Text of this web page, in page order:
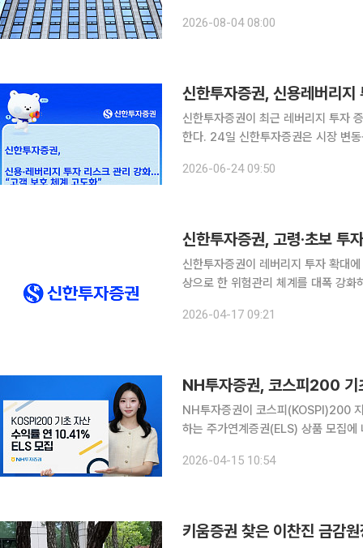
IBK투자증권이 73세 전업주부에게
2026-08-04 08:00
신한투자증권, 신용레버리
신한투자증권이 최근 레버리지 투자
한다. 24일 신한투자증권은 시장 변동성과 신용잔고 증가로 투자자의 위험 노출 가능성이 확대됨에
자자를 대상으로 투자 위험 고지 및
2026-06-24 09:50
신한투자증권, 고령·초보 투
신한투자증권이 레버리지 투자 확대
상으로 한 위험관리 체계를 대폭 강화하고 나섰다. 17일 신한투자증권은
2026-04-17 09:21
NH투자증권, 코스피200
NH투자증권이 코스피(KOSPI)200
하는 주가연계증권(ELS) 상품 모집에 나섰다. 15일 NH투자증권은
2026-04-15 10:54
키움증권 찾은 이찬진 금감